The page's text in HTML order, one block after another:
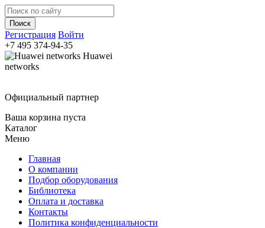
Регистрация Войти
+7 495 374-94-35
Huawei
networks
Официальный партнер
Ваша корзина пуста
Каталог
Меню
Главная
О компании
Подбор оборудования
Библиотека
Оплата и доставка
Контакты
Политика конфиденциальности